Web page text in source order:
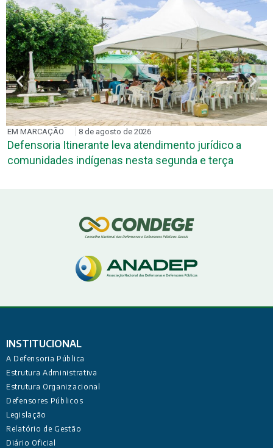
EM MARCAÇÃO 8 de agosto de 2026
Defensoria Itinerante leva atendimento jurídico a
comunidades indígenas nesta segunda e terça
INSTITUCIONAL
A Defensoria Pública
Estrutura Administrativa
Estrutura Organizacional
Defensores Públicos
Legislação
Relatório de Gestão
Diário Oficial